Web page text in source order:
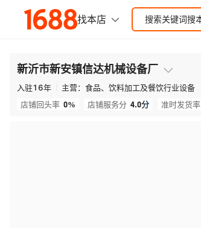
新沂市新安镇信达机械设备厂
入驻16年 主营： 食品、饮料加工及餐饮行业设备
店铺回头率 0% 店铺服务分 4.0分 准时发货率